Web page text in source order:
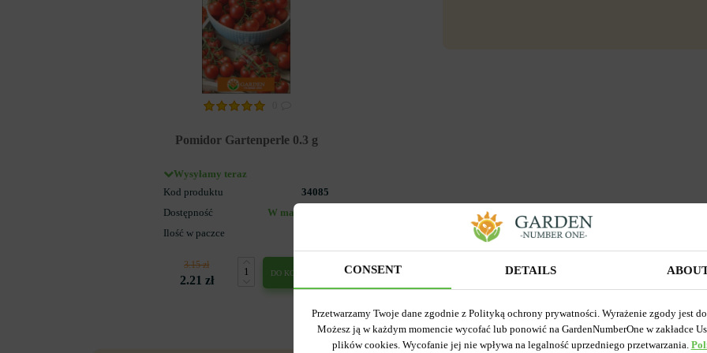
Pomidor Gartenperle 0.3 g
Wysyłamy teraz
Kod produktu
34085
Dostępność
W magazynie
Ilość w paczce
3.15 zł
2.21 zł
DO KOSZYKA CONSENT DETAILS
Przetwarzamy Twoje dane zgodnie z Polityką ochrony prywatności. Wyrażenie zgody jest
Możesz ją w każdym momencie wycofać lub ponowić na GardenNumberOne w zakładce
plików cookies. Wycofanie jej nie wpływa na legalność uprzedniego przetwarzania.